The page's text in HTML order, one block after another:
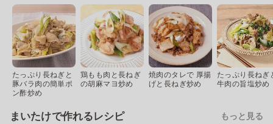
たっぷり長ねぎと
豚バラ肉の簡単ポ
ン酢炒め
鶏もも肉と長ねぎ
の胡麻マヨ炒め
焼肉のタレで 厚揚
げと長ねぎ炒め
たっぷり長ねぎ
牛肉の旨塩炒め
まいたけで作れるレシピ もっと見る